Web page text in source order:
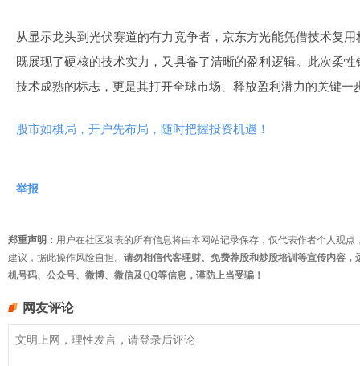
从显示龙头到光伏赛道的有力竞争者，京东方光能凭借技术复
既展现了硬核的技术实力，又具备了清晰的盈利逻辑。此次柔
技术成熟的标志，更是其打开全球市场、释放盈利潜力的关键一
股市如棋局，开户先布局，随时把握投资机遇！
举报
郑重声明： 用户在社区发表的所有信息将由本网站记录保存，仅代表作者个人观
建议，据此操作风险自担。 请勿相信代客理财、免费荐股和炒股培训等宣传内容
机号码、公众号、微博、微信及QQ等信息，谨防上当受骗！
网友评论